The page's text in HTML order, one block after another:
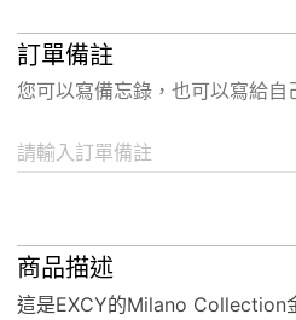
訂單備註
您可以寫備忘錄，也可以寫給自
請輸入訂單備註
商品描述
這是EXCY的Milano Collection